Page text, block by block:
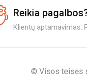
Reikia
Klientų aptarnavimas:
© Visos teisės